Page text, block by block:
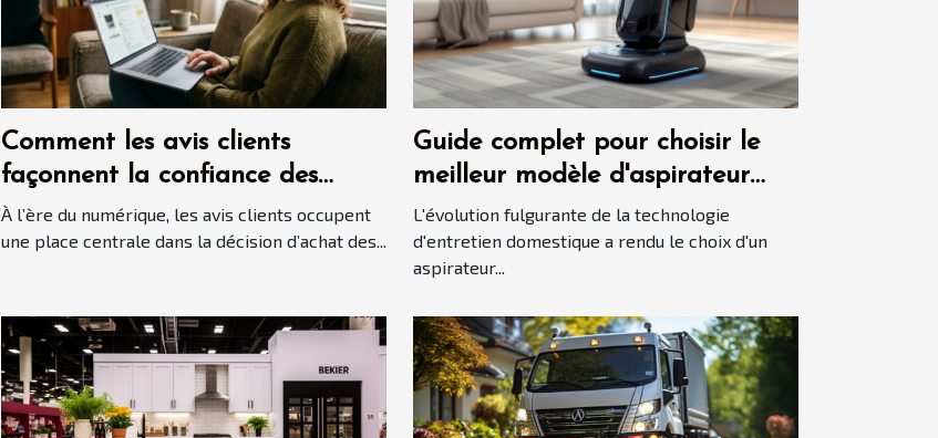
Comment les avis clients
façonnent la confiance des
consommateurs en ligne ?
À l’ère du numérique, les avis clients occupent
une place centrale dans la décision d’achat des...
Guide complet pour choisir le
meilleur modèle d'aspirateur
automatisé en 2025
L'évolution fulgurante de la technologie
d'entretien domestique a rendu le choix d'un
aspirateur...